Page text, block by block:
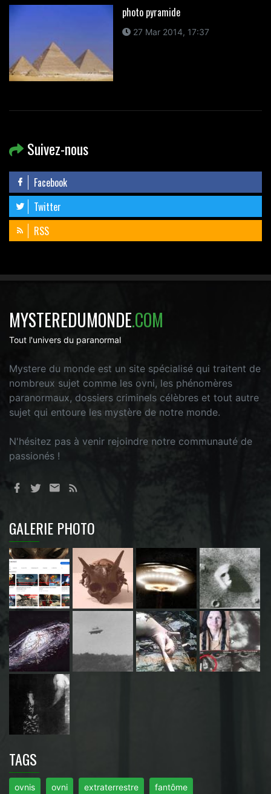
photo pyramide
27 Mar 2014, 17:37
Suivez-nous
Facebook
Twitter
RSS
MYSTEREDUMONDE.COM
Tout l'univers du paranormal
Mystere du monde est un site spécialisé qui traitent de
nombreux sujet comme les ovni, les phénomères
paranormaux, dossiers criminels célèbres et tout autre
sujet qui entoure les mystère de notre monde.
N'hésitez pas à venir rejoindre notre communauté de
passionés !
GALERIE PHOTO
TAGS
ovnis ovni extraterrestre fantôme